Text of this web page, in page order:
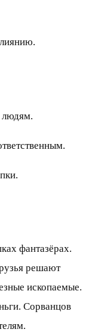
людям.
фантазёрах.
решают
ископаемые.
Сорванцов